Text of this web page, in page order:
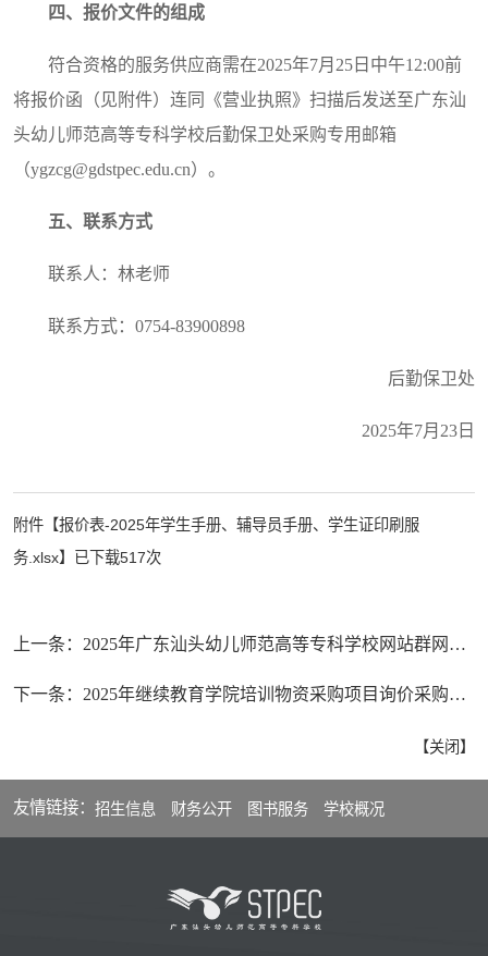
四、报价文件的组成
符合资格的服务供应商需在2025年7月25日中午12:00前
将报价函（见附件）连同《营业执照》扫描后发送至广东汕
头幼儿师范高等专科学校后勤保卫处采购专用邮箱
（ygzcg@gdstpec.edu.cn）。
五、联系方式
联系人：林老师
联系方式：0754-83900898
后勤保卫处
2025年7月23日
附件【报价表-2025年学生手册、辅导员手册、学生证印刷服
务.xlsx】已下载517次
上一条： 2025年广东汕头幼儿师范高等专科学校网站群网络安全等级保护测评服务项目询价邀请函
下一条： 2025年继续教育学院培训物资采购项目询价采购邀请函
【关闭】
友情链接： 招生信息 财务公开 图书服务 学校概况